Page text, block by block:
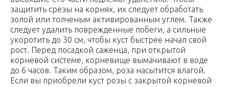
защитить срезы на корнях, их следует обработать
золой или толченым активированным углем. Также
следует удалить поврежденные побеги, а сильные
укоротить до 30 см, чтобы куст быстрее начал свой
рост. Перед посадкой саженца, при открытой
корневой системе, корневище вымачивают в воде
до 6 часов. Таким образом, роза насытится влагой.
Если вы приобрели куст розы с закрытой корневой